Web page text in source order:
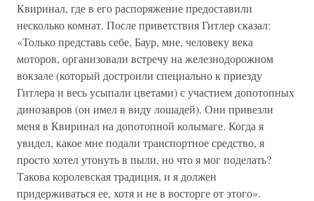
Квиринал, где в его распоряжение предоставили
несколько комнат. После приветствия Гитлер сказал:
«Только представь себе, Баур, мне, человеку века
моторов, организовали встречу на железнодорожном
вокзале (который достроили специально к приезду
Гитлера и весь усыпали цветами) с участием допотопных
динозавров (он имел в виду лошадей). Они привезли
меня в Квиринал на допотопной колымаге. Когда я
увидел, какое мне подали транспортное средство, я
просто хотел утонуть в пыли, но что я мог поделать?
Такова королевская традиция, и я должен
придерживаться ее, хотя и не в восторге от этого».